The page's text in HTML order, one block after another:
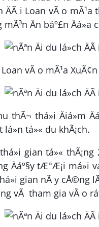
ÄÃ i Loan vÃ o
Än báº£n
Loan vÃ o mÃ¹a XuÃ¢n
thÃ¬ thá»i Äiá»m
tá»« du khÃ¡ch.
gian tá»« thÃ¡ng
Äáº§y tÆ°Æ¡i má»i
gian nÃ y cÅ©ng lÃ
vÃ tham gia vÃ o